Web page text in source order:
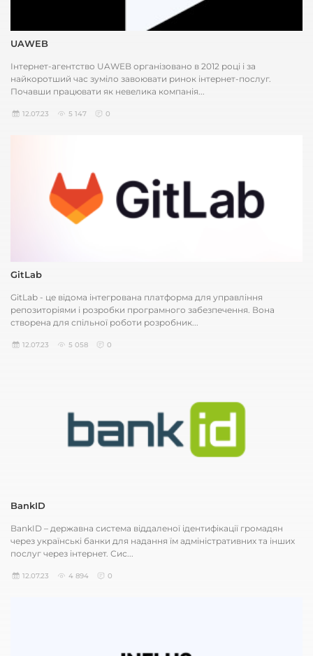
UAWEB
Інтернет-агентство UAWEB організовано в 2012 році і за
найкоротший час зуміло завоювати ринок інтернет-послуг.
Почавши працювати як невелика компанія...
12.07.23 5 147 0
GitLab
GitLab - це відома інтегрована платформа для управління
репозиторіями і розробки програмного забезпечення. Вона
створена для спільної роботи розробник...
12.07.23 5 058 0
BankID
BankID – державна система віддаленої ідентифікації громадян
через українські банки для надання їм адміністративних та інших
послуг через інтернет. Сис...
12.07.23 4 894 0